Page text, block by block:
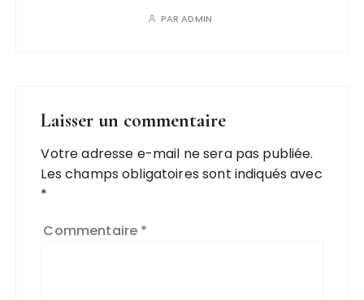
PARADMIN
Laisser un commentaire
Votre adresse e-mail ne sera pas publiée.
Les champs obligatoires sont indiqués avec
*
Commentaire *